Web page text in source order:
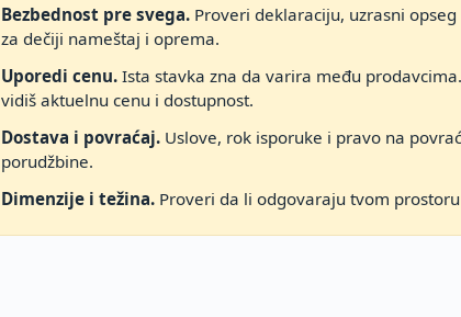
Bezbednost pre svega. Proveri deklaraciju, uzrasni
za dečiji nameštaj i oprema.
Uporedi cenu. Ista stavka zna da varira među
vidiš aktuelnu cenu i dostupnost.
Dostava i povraćaj. Uslove, rok isporuke i pravo na
porudžbine.
Dimenzije i težina. Proveri da li odgovaraju tvom